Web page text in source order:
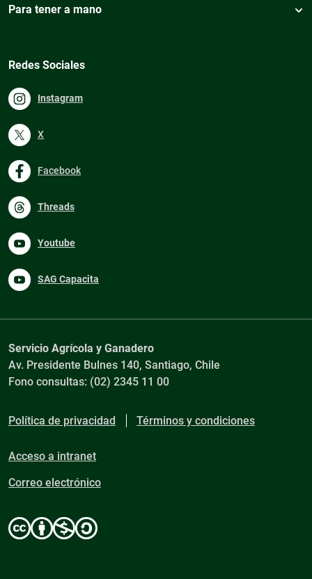
Para tener a mano
Redes Sociales
Instagram
X
Facebook
Threads
Youtube
SAG Capacita
Servicio Agrícola y Ganadero
Av. Presidente Bulnes 140, Santiago, Chile
Fono consultas: (02) 2345 11 00
Política de privacidad Términos y condiciones
Acceso a intranet
Correo electrónico